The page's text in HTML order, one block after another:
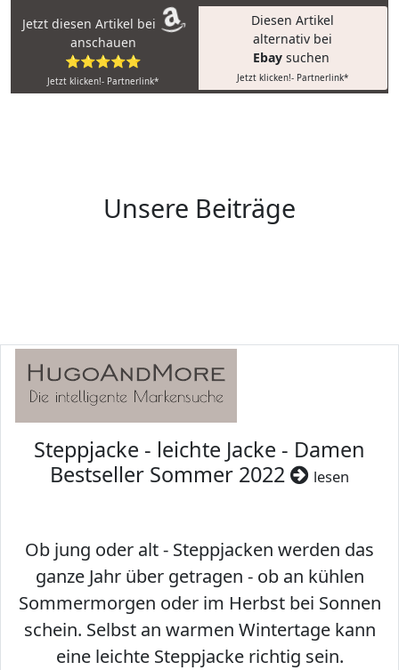
Jetzt diesen Artikel bei
anschauen
⭐⭐⭐⭐⭐
Jetzt klicken!- Partnerlink*
Diesen Artikel
alternativ bei
Ebay suchen
Jetzt klicken!- Partnerlink*
Unsere Beiträge
Steppjacke - leichte Jacke - Damen
Bestseller Sommer 2022
lesen
Ob jung oder alt - Steppjacken werden das
ganze Jahr über getragen - ob an kühlen
Sommermorgen oder im Herbst bei Sonnen
schein. Selbst an warmen Wintertage kann
eine leichte Steppjacke richtig sein.